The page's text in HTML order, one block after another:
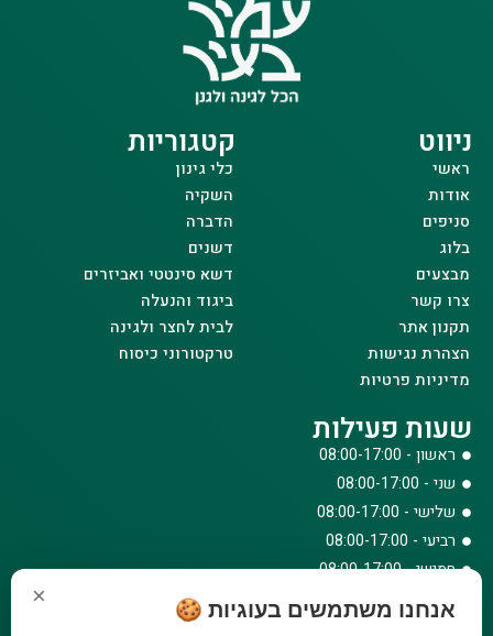
ניווט
ראשי
אודות
סניפים
בלוג
מבצעים
צרו קשר
תקנון אתר
הצהרת נגישות
מדיניות פרטיות
קטגוריות
כלי גינון
השקיה
הדברה
דשנים
דשא סינטטי ואביזרים
ביגוד והנעלה
לבית לחצר ולגינה
טרקטורוני כיסוח
שעות פעילות
ראשון - 08:00-17:00
שני - 08:00-17:00
שלישי - 08:00-17:00
רביעי - 08:00-17:00
חמישי - 08:00-17:00
× אנחנו משתמשים בעוגיות 🍪